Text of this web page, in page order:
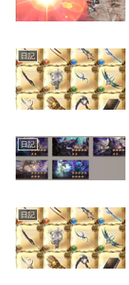
日記
日記
日記